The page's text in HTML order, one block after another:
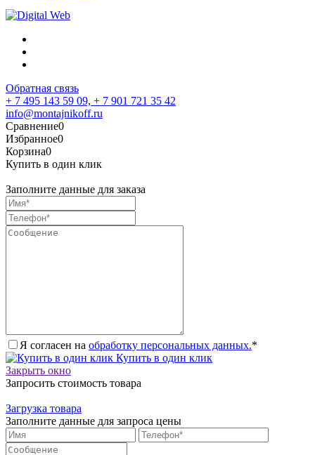
Обратная связь
+ 7 495 143 59 09, + 7 901 721 35 42
info@montajnikoff.ru
Сравнение0
Избранное0
Корзина0
Купить в один клик
Заполните данные для заказа
Я согласен на обработку персональных данных.*
Купить в один клик
Закрыть окно
Запросить стоимость товара
Загрузка товара
Заполните данные для запроса цены